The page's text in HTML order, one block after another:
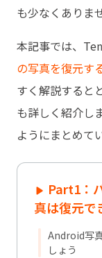
も少なくありま
本記事では、
の写真を復元す
すく解説すると
も詳しく紹介し
ようにまとめて
Part1：
真は復元で
Android写
しょう